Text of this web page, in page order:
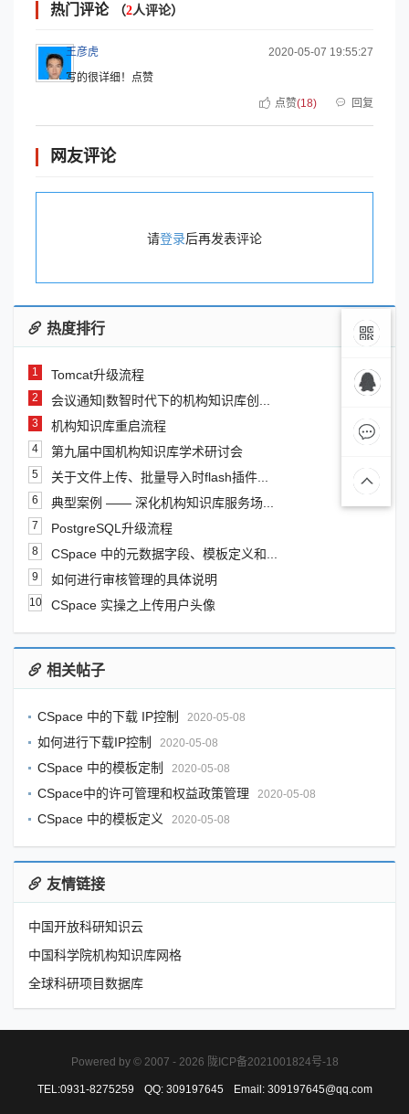
微信联
商务合作
在线留
热门评论 （2人评论）
王彦虎
2020-05-07 19:55:27
写的很详细！点赞
点赞(18) 回复
网友评论
请登录后再发表评论
热度排行
1 Tomcat升级流程
2 会议通知|数智时代下的机构知识库创...
3 机构知识库重启流程
4 第九届中国机构知识库学术研讨会
5 关于文件上传、批量导入时flash插件...
6 典型案例 —— 深化机构知识库服务场...
7 PostgreSQL升级流程
8 CSpace 中的元数据字段、模板定义和...
9 如何进行审核管理的具体说明
10 CSpace 实操之上传用户头像
相关帖子
CSpace 中的下载 IP控制 2020-05-08
如何进行下载IP控制 2020-05-08
CSpace 中的模板定制 2020-05-08
CSpace中的许可管理和权益政策管理 2020-05-08
CSpace 中的模板定义 2020-05-08
友情链接
中国开放科研知识云
中国科学院机构知识库网格
全球科研项目数据库
Powered by © 2007 - 2026 陇ICP备2021001824号-18
TEL:0931-8275259 QQ: 309197645 Email: 309197645@qq.com